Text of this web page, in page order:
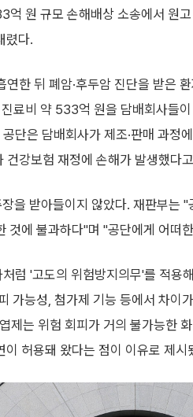
억 원 규모 손해배상 소송에서 원
렸다.
한 뒤 폐암·후두암 진단을 받은
료비 약 533억 원을 담배회사들
단은 담배회사가 제조·판매 과정
강보험 재정에 손해가 발생했다
을 받아들이지 않았다. 재판부는
것에 불과하다"며 "공단에게 어떠
럼 '고도의 위험방지의무'를 적용
가능성, 첨가제 기능 등에서 차이
제는 위험 회피가 거의 불가능한
이 허용돼 왔다는 점이 이유로 제시